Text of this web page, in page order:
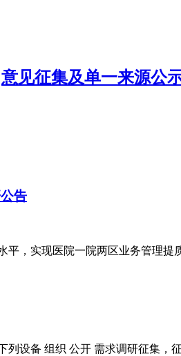
意见征集及单一来源公
告
平，实现医院一院两区业务管理
设备 组织 公开 需求调研征集